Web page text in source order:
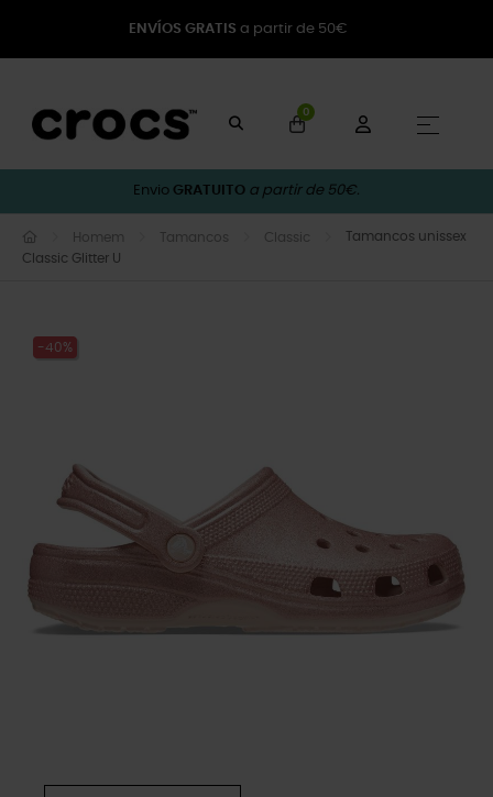
ENVÍOS GRATIS a partir de 50€
0
☰
Envio GRATUITO a partir de 50€.
Homem Tamancos Classic
Tamancos unissex
Classic Glitter U
-40%